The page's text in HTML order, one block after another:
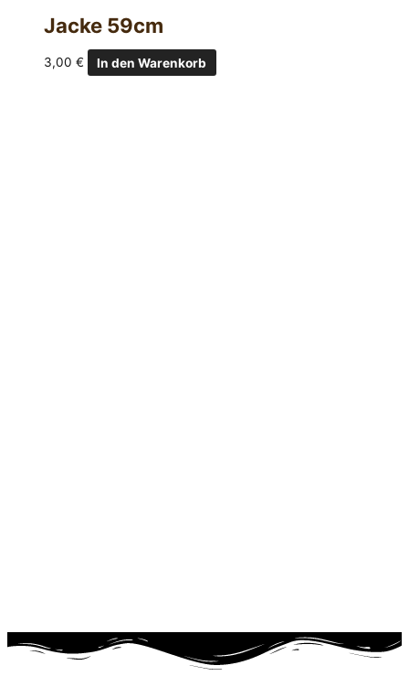
Jacke 59cm
3,00 € In den Warenkorb